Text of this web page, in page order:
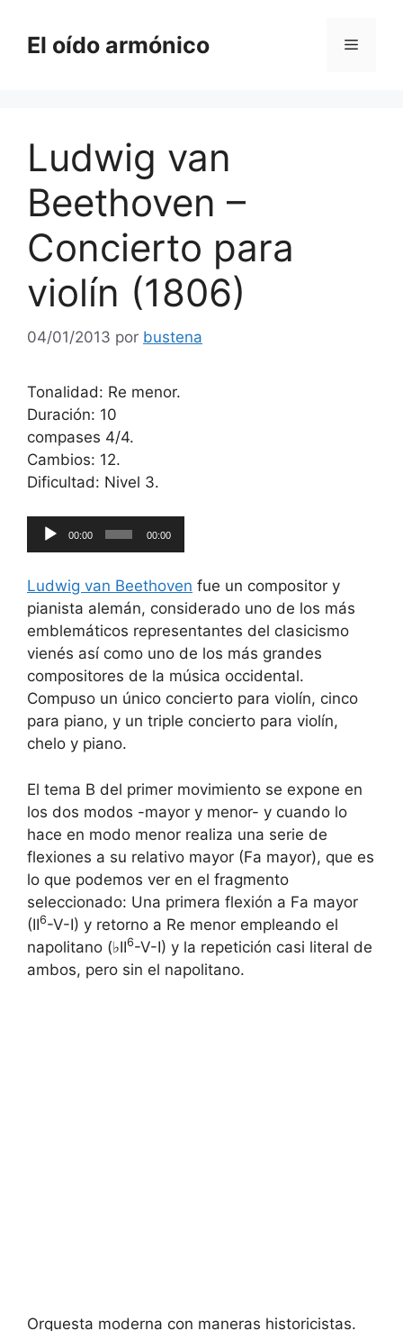
contenido
El oído armónico Menú
Ludwig van
Beethoven –
Concierto para
violín (1806)
04/01/2013 por bustena
Tonalidad: Re menor.
Duración: 10
compases 4/4.
Cambios: 12.
Dificultad: Nivel 3.
Reproductor
de
00:00 00:00
Ludwig van Beethoven fue un compositor y
pianista alemán, considerado uno de los más
emblemáticos representantes del clasicismo
vienés así como uno de los más grandes
compositores de la música occidental.
Compuso un único concierto para violín, cinco
para piano, y un triple concierto para violín,
chelo y piano.
El tema B del primer movimiento se expone en
los dos modos -mayor y menor- y cuando lo
hace en modo menor realiza una serie de
flexiones a su relativo mayor (Fa mayor), que es
lo que podemos ver en el fragmento
seleccionado: Una primera flexión a Fa mayor
(II6-V-I) y retorno a Re menor empleando el
napolitano (♭II6-V-I) y la repetición casi literal de
ambos, pero sin el napolitano.
Orquesta moderna con maneras historicistas.